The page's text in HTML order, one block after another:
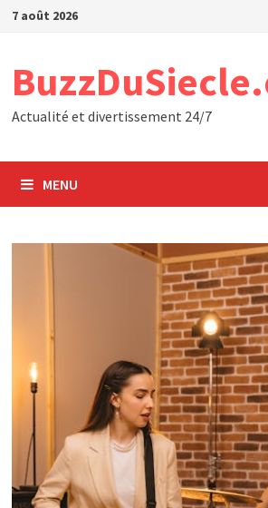
Passer
7 août 2026
Actualité et divertissement 24/7
MENU